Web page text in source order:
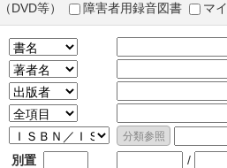
（DVD等）
障害者用録音図書 マ
別置 /